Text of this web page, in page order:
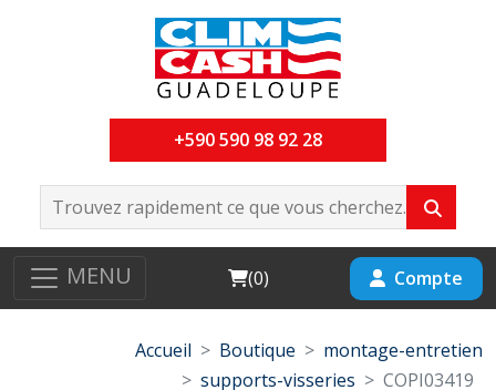
+590 590 98 92 28
MENU Cart
(0) Compte
Accueil Boutique
montage-entretien
supports-visseries
COPI03419